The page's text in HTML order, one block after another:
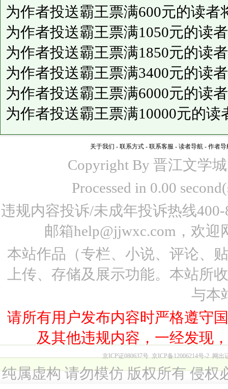
为作者投送霸王票满600元的读者
为作者投送霸王票满1050元的读
为作者投送霸王票满1850元的读
为作者投送霸王票满3400元的读
为作者投送霸王票满6000元的读
为作者投送霸王票满10000元的
关于我们 - 联系方式 - 联系客服 - 读者导航 - 作者导
Copyright By 晋江文学
Processed in 0.00
违规内容投诉/未成年投诉热线
邮箱help@jjwxc.com，欢
本站作品（专栏、小说、评论、
上传、存储及展示功能。本站所
与本
请所有用户发布内容时严格遵守
及其他违规内容，一经发现
京ICP证080637号 京ICP备12006214号-2 网出
纯属虚构 请勿模仿 版权所有 侵权